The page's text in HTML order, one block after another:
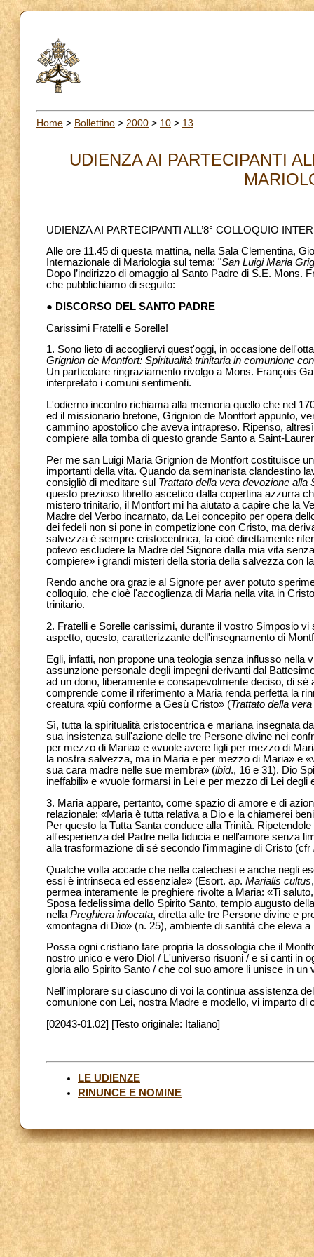
Home > Bollettino > 2000 > 10 > 13
UDIENZA AI PARTECIPANTI
UDIENZA AI PARTECIPANTI ALL’8° COLLOQUIO
Alle ore 11.45 di questa mattina, nella Sala Clementina,
Internazionale di Mariologia sul tema: "San Luigi Maria
Dopo l’indirizzo di omaggio al Santo Padre di S.E. Mons.
che pubblichiamo di seguito:
● DISCORSO DEL SANTO PADRE
Carissimi Fratelli e Sorelle!
1. Sono lieto di accogliervi quest'oggi, in occasione
Grignion de Montfort: Spiritualità trinitaria in comunione
Un particolare ringraziamento rivolgo a Mons. François
interpretato i comuni sentimenti.
L'odierno incontro richiama alla memoria quello che nel
ed il missionario bretone, Grignion de Montfort appunto,
cammino apostolico che aveva intrapreso. Ripenso,
compiere alla tomba di questo grande Santo a Saint-
Per me san Luigi Maria Grignion de Montfort costituisce
importanti della vita. Quando da seminarista clandestino
consigliò di meditare sul Trattato della vera devozione alla
questo prezioso libretto ascetico dalla copertina azzurra
mistero trinitario, il Montfort mi ha aiutato a capire che la
Madre del Verbo incarnato, da Lei concepito per opera
dei fedeli non si pone in competizione con Cristo, ma
salvezza è sempre cristocentrica, fa cioè direttamente
potevo escludere la Madre del Signore dalla mia vita
compiere» i grandi misteri della storia della salvezza con
Rendo anche ora grazie al Signore per aver potuto
colloquio, che cioè l'accoglienza di Maria nella vita in
trinitario.
2. Fratelli e Sorelle carissimi, durante il vostro Simposio
aspetto, questo, caratterizzante dell'insegnamento di
Egli, infatti, non propone una teologia senza influsso
assunzione personale degli impegni derivanti dal
ad un dono, liberamente e consapevolmente deciso, di
comprende come il riferimento a Maria renda perfetta la
creatura «più conforme a Gesù Cristo» (Trattato della
Sì, tutta la spiritualità cristocentrica e mariana insegnata
sua insistenza sull'azione delle tre Persone divine nei
per mezzo di Maria» e «vuole avere figli per mezzo di
la nostra salvezza, ma in Maria e per mezzo di Maria» e
sua cara madre nelle sue membra» (ibid., 16 e 31). Dio
ineffabili» e «vuole formarsi in Lei e per mezzo di Lei degli
3. Maria appare, pertanto, come spazio di amore e di
relazionale: «Maria è tutta relativa a Dio e la chiamerei
Per questo la Tutta Santa conduce alla Trinità.
all'esperienza del Padre nella fiducia e nell'amore senza
alla trasformazione di sé secondo l'immagine di Cristo (cfr
Qualche volta accade che nella catechesi e anche negli
essi è intrinseca ed essenziale» (Esort. ap. Marialis cultus
permea interamente le preghiere rivolte a Maria: «Ti
Sposa fedelissima dello Spirito Santo, tempio augusto
nella Preghiera infocata, diretta alle tre Persone divine e
«montagna di Dio» (n. 25), ambiente di santità che eleva
Possa ogni cristiano fare propria la dossologia che il
nostro unico e vero Dio! / L'universo risuoni / e si canti in
gloria allo Spirito Santo / che col suo amore li unisce in un
Nell'implorare su ciascuno di voi la continua assistenza
comunione con Lei, nostra Madre e modello, vi imparto di
[02043-01.02] [Testo originale: Italiano]
LE UDIENZE
RINUNCE E NOMINE